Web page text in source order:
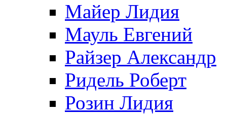
Майер Лидия
Мауль Евгений
Райзер Александр
Ридель Роберт
Розин Лидия